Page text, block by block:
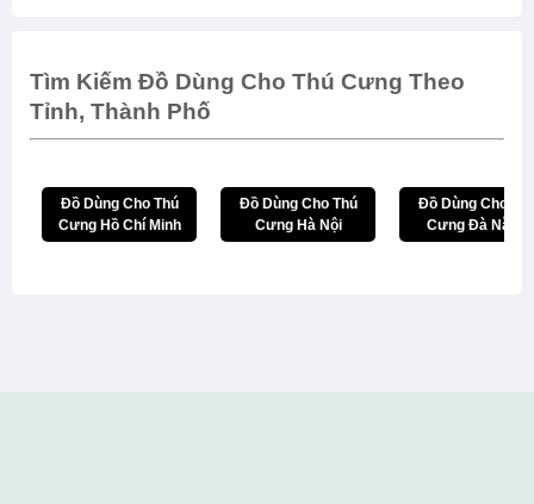
Tìm Kiếm Đồ Dùng Cho Thú Cưng Theo
Tỉnh, Thành Phố
Đồ Dùng Cho Thú
Cưng Hồ Chí Minh
Đồ Dùng Cho Thú
Cưng Hà Nội
Đồ Dùng Cho
Cưng Đà Nẵng